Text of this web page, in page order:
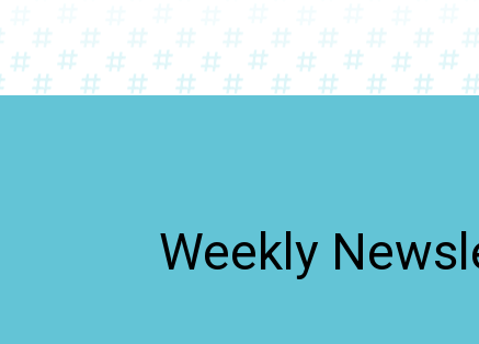
Weekly